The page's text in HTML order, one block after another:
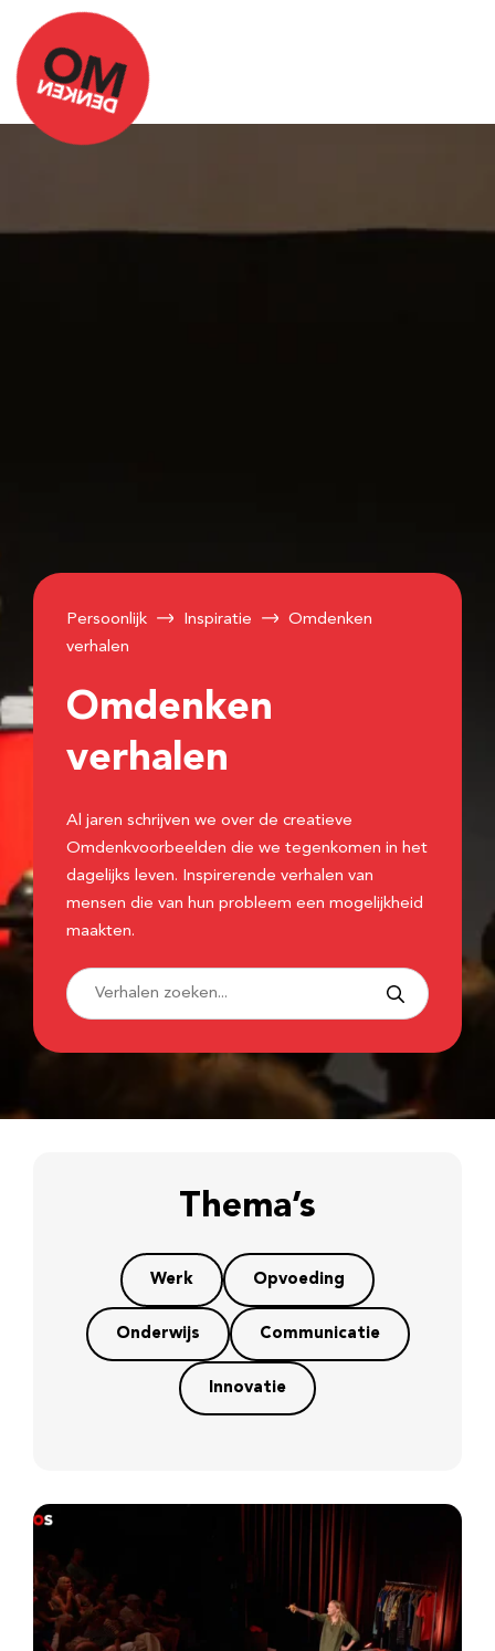
Persoonlijk Inspiratie
Omdenken
verhalen
Omdenken
verhalen
Al jaren schrijven we over de creatieve
Omdenkvoorbeelden die we tegenkomen in het
dagelijks leven. Inspirerende verhalen van
mensen die van hun probleem een mogelijkheid
maakten.
Thema’s
Werk Opvoeding
Onderwijs Communicatie
Innovatie